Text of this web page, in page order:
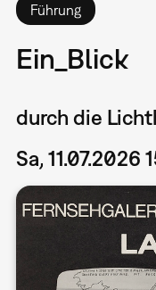
Führung
Ein_Blick
durch die
Sa, 11.07.2026